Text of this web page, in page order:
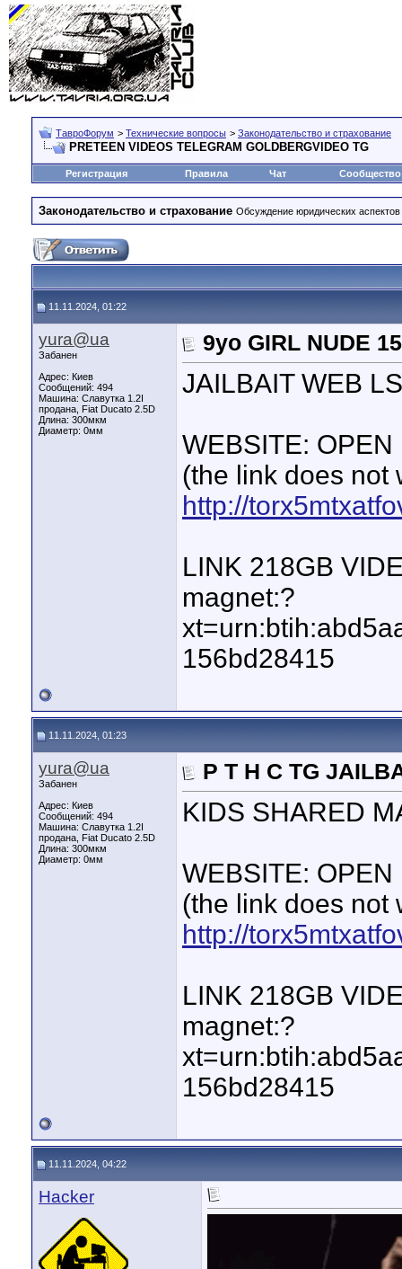
ТавроФорум > Технические вопросы > Законодательство и страхование
PRETEEN VIDEOS TELEGRAM GOLDBERGVIDEO TG
Регистрация Правила Чат Сообщество
Законодательство и страхование Обсуждение юридических
11.11.2024, 01:22
yura@ua
Забанен
Адрес: Киев
Сообщений: 494
Машина: Славутка 1.2I
продана, Fiat Ducato 2.5D
Длина: 300мкм
Диаметр: 0мм
9yo GIRL NUDE
JAILBAIT WEB
WEBSITE:
(the link does not
http://
LINK 218GB
magnet:?
156bd28415
11.11.2024, 01:23
yura@ua
Забанен
Адрес: Киев
Сообщений: 494
Машина: Славутка 1.2I
продана, Fiat Ducato 2.5D
Длина: 300мкм
Диаметр: 0мм
P T H C TG
KIDS SHARED
WEBSITE:
(the link does not
http://
LINK 218GB
magnet:?
156bd28415
11.11.2024, 04:22
Hacker